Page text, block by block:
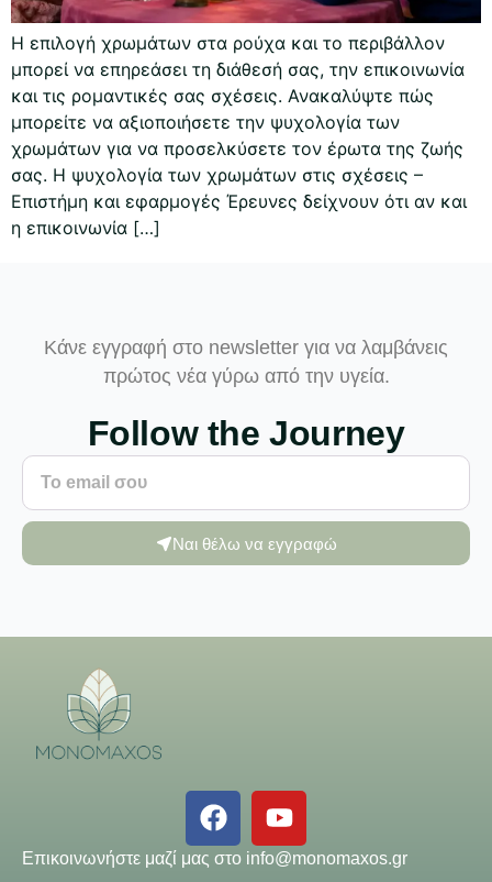
Η επιλογή χρωμάτων στα ρούχα και το περιβάλλον
μπορεί να επηρεάσει τη διάθεσή σας, την επικοινωνία
και τις ρομαντικές σας σχέσεις. Ανακαλύψτε πώς
μπορείτε να αξιοποιήσετε την ψυχολογία των
χρωμάτων για να προσελκύσετε τον έρωτα της ζωής
σας. Η ψυχολογία των χρωμάτων στις σχέσεις –
Επιστήμη και εφαρμογές Έρευνες δείχνουν ότι αν και
η επικοινωνία […]
Κάνε εγγραφή στο newsletter για να λαμβάνεις
πρώτος νέα γύρω από την υγεία.
Follow the Journey
Ναι θέλω να εγγραφώ
Επικοινωνήστε μαζί μας στο info@monomaxos.gr